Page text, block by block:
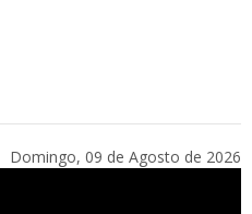
Domingo, 09 de Agosto de 2026